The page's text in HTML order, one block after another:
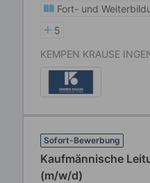
Fort- und
5
KEMPEN KRAUSE
Sofort-Bewerbung
Kaufmännische
(m/w/d)